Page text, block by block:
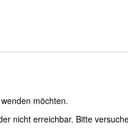
möchten.
nicht erreichbar. Bitte